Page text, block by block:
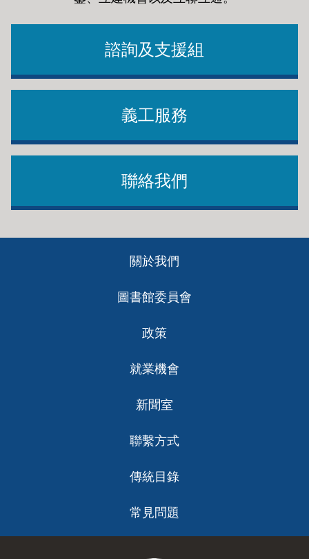
諮詢及支援組
義工服務
聯絡我們
關於我們
圖書館委員會
政策
就業機會
新聞室
聯繫方式
傳統目錄
常見問題